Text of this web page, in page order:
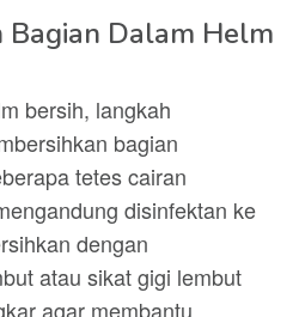
Bagian Dalam Helm
bersih, langkah
bagian
tetes cairan
disinfektan ke
dengan
atau sikat gigi lembut
agar membantu